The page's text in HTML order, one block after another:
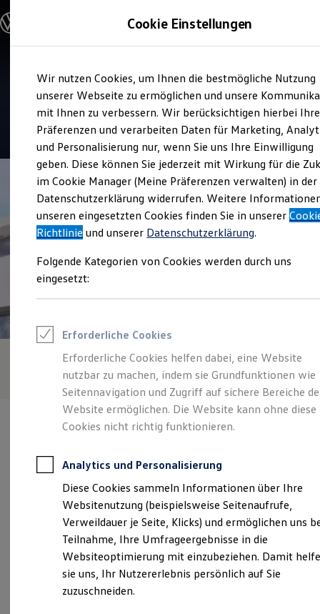
Hauptinhalt
springen
Footer
springen
Modelle und Konfigurator
Modelle vergleichen
Elektroautos
ENERGY Sondermodelle
Nutzfahrzeuge
SUV und CUV
Familienautos
Kombis
Kompaktwagen
Sportwagen
Schnell verfügbare Fahrzeuge
Angebote und Produkte
Aktuelle Angebote
E-Auto-Förderung
Volkswagen Marktplatz
Junge Gebrauchtwagen und Gebrauchtwagen
Volkswagen Zertifizierte Gebrauchtwagen
Zubehör- und Serviceangebote
Leasing
Leasing-Angebote
Gebrauchtwagen Leasing
Junge Gebrauchtwagen-Leasing
Elektroauto Leasing
Kleinwagen-Leasing
Leasing ohne Anzahlung
Finanzierung
Kfz-Versicherung
Restschuldversicherungen
Garantien
Wartungsverträge
Geschäftskunden
Professional Class bei Volkswagen
Großkunden
Behörden
Direktkunden
Sonderfahrzeuge
Anpfiff zum Gewinn
Service
Autohaus Moser
4.8| 146 Bewertungen
Verantwortlich für die Inhalte auf dieser Seite ist die Autohaus
Moser GmbH (Impressum & Rechtliches )
Rugetsweiler Straße 1, 88326 Aulendorf
Cookie Einstellungen
Wir nutzen Cookies, um Ihnen die bestmögliche Nutzung
unserer Webseite zu ermöglichen und unsere
mit Ihnen zu verbessern. Wir berücksichtigen hierbei Ihre
Präferenzen und verarbeiten Daten für Marketing,
und Personalisierung nur, wenn Sie uns Ihre Einwilligung
geben. Diese können Sie jederzeit mit Wirkung für die
im Cookie Manager (Meine Präferenzen verwalten) in der
Datenschutzerklärung widerrufen. Weitere
unseren eingesetzten Cookies finden Sie in unserer
Richtlinie und unserer Datenschutzerklärung.
Folgende Kategorien von Cookies werden durch uns
eingesetzt:
Erforderliche Cookies
Erforderliche Cookies helfen dabei, eine Website
nutzbar zu machen, indem sie Grundfunktionen wie
Seitennavigation und Zugriff auf sichere Bereiche
Website ermöglichen. Die Website kann ohne diese
Cookies nicht richtig funktionieren.
Analytics und Personalisierung
Diese Cookies sammeln Informationen über Ihre
Websitenutzung (beispielsweise Seitenaufrufe,
Verweildauer je Seite, Klicks) und ermöglichen uns
Teilnahme, Ihre Umfrageergebnisse in die
Websiteoptimierung mit einzubeziehen. Damit
sie uns, Ihr Nutzererlebnis persönlich auf Sie
zuzuschneiden.